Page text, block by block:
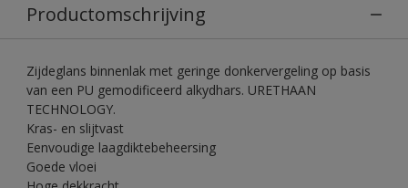
Productomschrijving
Zijdeglans binnenlak met geringe donkervergeling op basis
van een PU gemodificeerd alkydhars. URETHAAN
TECHNOLOGY.
Kras- en slijtvast
Eenvoudige laagdiktebeheersing
Goede vloei